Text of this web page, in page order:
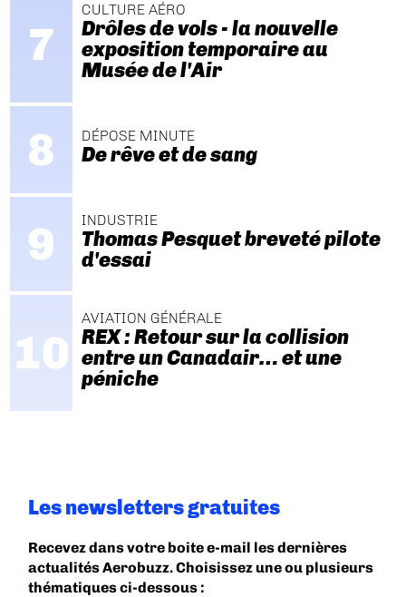
CULTURE AÉRO
Drôles de vols - la nouvelle
exposition temporaire au
Musée de l'Air
DÉPOSE MINUTE
De rêve et de sang
INDUSTRIE
Thomas Pesquet breveté pilote
d'essai
AVIATION GÉNÉRALE
REX : Retour sur la collision
entre un Canadair… et une
péniche
Les newsletters gratuites
Recevez dans votre boite e-mail les dernières
actualités Aerobuzz. Choisissez une ou plusieurs
thématiques ci-dessous :